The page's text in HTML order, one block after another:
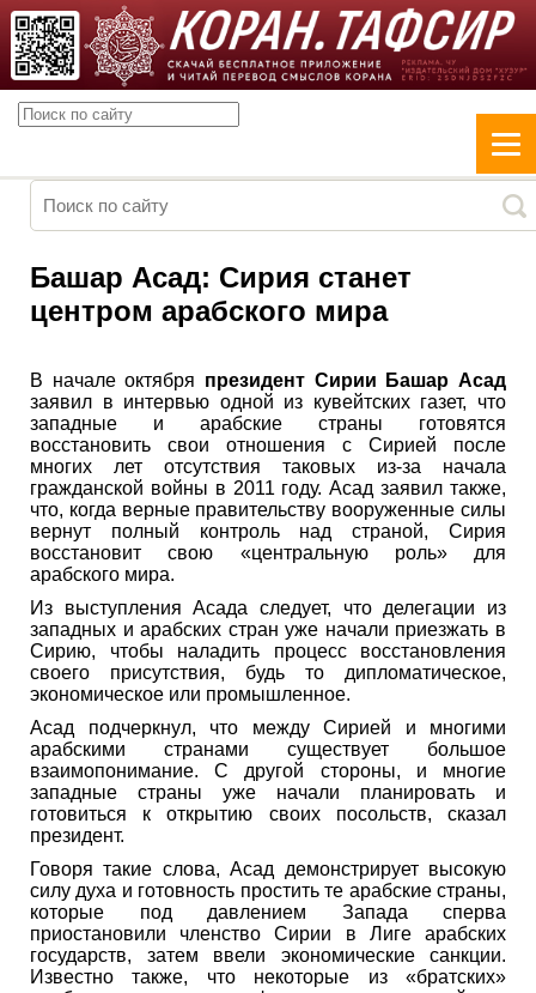
Башар Асад: Сирия станет
центром арабского мира
В начале октября президент Сирии Башар Асад
заявил в интервью одной из кувейтских газет, что
западные и арабские страны готовятся
восстановить свои отношения с Сирией после
многих лет отсутствия таковых из-за начала
гражданской войны в 2011 году. Асад заявил также,
что, когда верные правительству вооруженные силы
вернут полный контроль над страной, Сирия
восстановит свою «центральную роль» для
арабского мира.
Из выступления Асада следует, что делегации из
западных и арабских стран уже начали приезжать в
Сирию, чтобы наладить процесс восстановления
своего присутствия, будь то дипломатическое,
экономическое или промышленное.
Асад подчеркнул, что между Сирией и многими
арабскими странами существует большое
взаимопонимание. С другой стороны, и многие
западные страны уже начали планировать и
готовиться к открытию своих посольств, сказал
президент.
Говоря такие слова, Асад демонстрирует высокую
силу духа и готовность простить те арабские страны,
которые под давлением Запада сперва
приостановили членство Сирии в Лиге арабских
государств, затем ввели экономические санкции.
Известно также, что некоторые из «братских»